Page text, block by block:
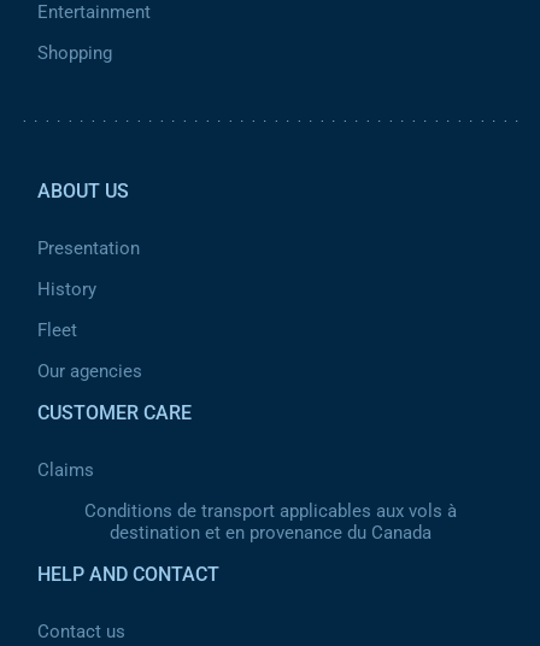
Entertainment
Shopping
ABOUT US
Presentation
History
Fleet
Our agencies
CUSTOMER CARE
Claims
Conditions de transport applicables aux vols à
destination et en provenance du Canada
HELP AND CONTACT
Contact us